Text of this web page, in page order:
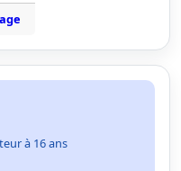
à 16 ans